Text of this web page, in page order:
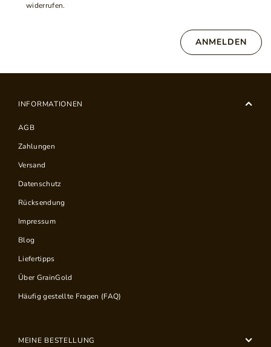
widerrufen.
ANMELDEN
INFORMATIONEN
AGB
Zahlungen
Versand
Datenschutz
Rücksendung
Impressum
Blog
Liefertipps
Über GrainGold
Häufig gestellte Fragen (FAQ)
MEINE BESTELLUNG